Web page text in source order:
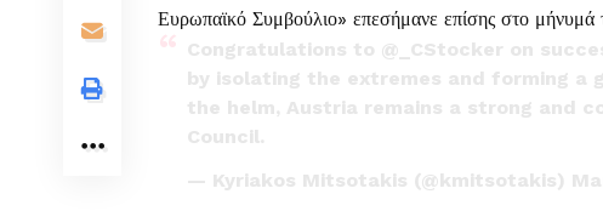
Ευρωπαϊκό Συμβούλιο» επεσήμανε επίσης στο
Congratulations to @_CStocker on
by isolating the extremes and forming a
the helm, Austria remains a strong and
Council.
— Kyriakos Mitsotakis (@kmitsotakis)